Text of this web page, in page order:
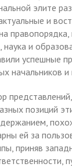
элите
и
и
успешные
начальников
позиций
ей за
приняв